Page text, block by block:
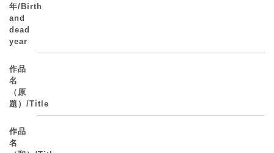
年/Birth
and
dead
year
作品
名
（原
題）/Title
作品
名